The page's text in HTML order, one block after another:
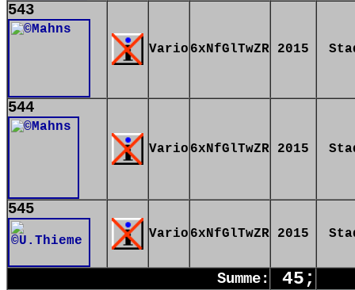
543
Vario 6xNfGlTwZR 2015
544
Vario 6xNfGlTwZR 2015
545
Vario 6xNfGlTwZR 2015
Summe:
45;